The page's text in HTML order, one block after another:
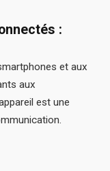
:
et aux
aux
est une